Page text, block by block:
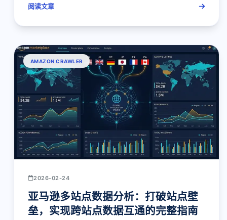
阅读文章
AMAZON CRAWLER
2026-02-24
亚马逊多站点数据分析：打破站点壁
垒，实现跨站点数据互通的完整指南